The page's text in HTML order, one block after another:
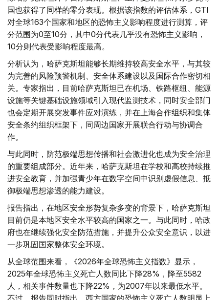
国也获得了同样的零分表现。根据该指数的评估体系，GTI
对全球163个国家和地区的恐怖主义影响程度进行测算，评
分范围为0至10分，其中0分代表几乎没有恐怖主义影响，
10分则代表受影响程度最高。
分析认为，哈萨克斯坦能够长期维持较高安全水平，与其较
为完善的风险预警机制、安全体系建设以及国际合作密切相
关。专家指出，目前哈萨克斯坦已在机场、铁路枢纽、能源
设施等关键基础设施领域引入现代监测技术，同时安全部门
也会定期开展突发事件应对演练，并在上海合作组织和集体
安全条约组织框架下，同周边国家开展联合行动与协调合
作。
与此同时，防范极端思想传播和社会激进化也成为安全治理
的重要组成部分。近年来，哈萨克斯坦在学校和高校持续推
进安全教育，并加强青少年在数字空间中识别虚假信息、抵
御极端思想渗透的能力建设。
报告指出，在地区安全形势复杂多变的背景下，哈萨克斯坦
目前仍是本地区安全水平较高的国家之一。与此同时，哈政
府也在继续强化安全防范措施，并提升公众安全意识，以进
一步巩固国家整体安全环境。
从全球范围来看，《2026年全球恐怖主义指数》显示，
2025年全球恐怖主义死亡人数同比下降28%，降至5582
人，相关事件数量也下降22%，为2007年以来最低水平。
不过，报告同时指出，西方国家的恐怖主义死亡人数明显上